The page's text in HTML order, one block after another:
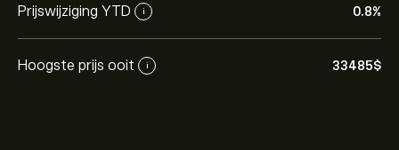
Prijswijziging YTD i 0.8%
Hoogste prijs ooit i 33485‎$‎